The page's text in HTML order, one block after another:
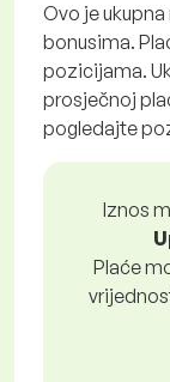
Ovo je
bonusima.
pozicijama.
prosječnoj
pogledajte
Iznos
Plaće